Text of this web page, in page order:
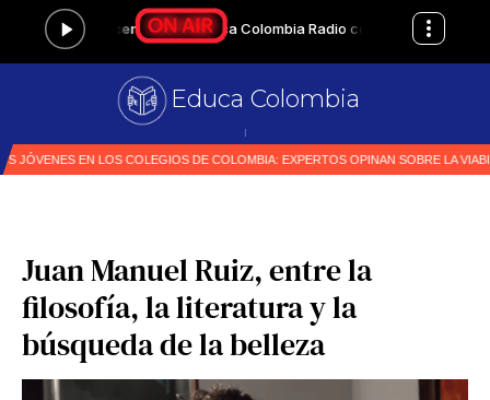
Educa Colombia
Pr
Juan Manuel Ruiz, entre la
filosofía, la literatura y la
búsqueda de la belleza